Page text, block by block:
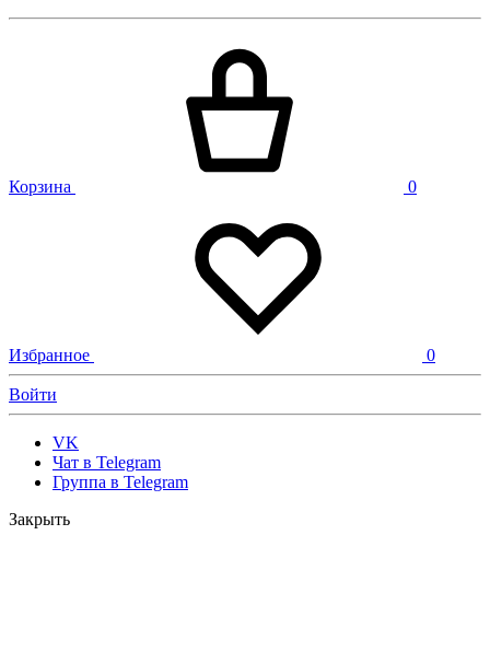
Корзина 0
Избранное 0
Войти
VK
Чат в Telegram
Группа в Telegram
Закрыть